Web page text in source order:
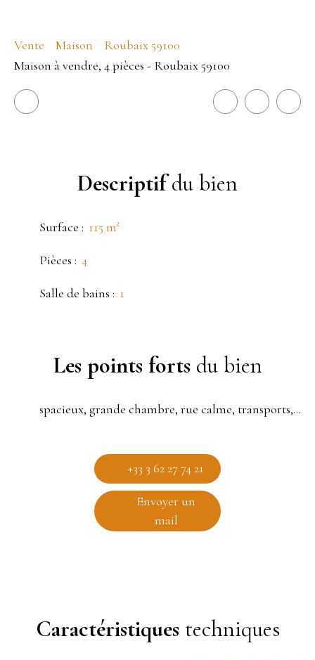
Vente Maison
Roubaix 59100
Maison à vendre, 4 pièces - Roubaix 59100
Descriptifdu bien
Surface : 115 m²
Pièces : 4
Salle de bains : 1
Les points forts du bien
spacieux, grande chambre, rue calme, transports, écoles, commerces
+33 3 62 27 74 21
Envoyer un
mail
Caractéristiques techniques